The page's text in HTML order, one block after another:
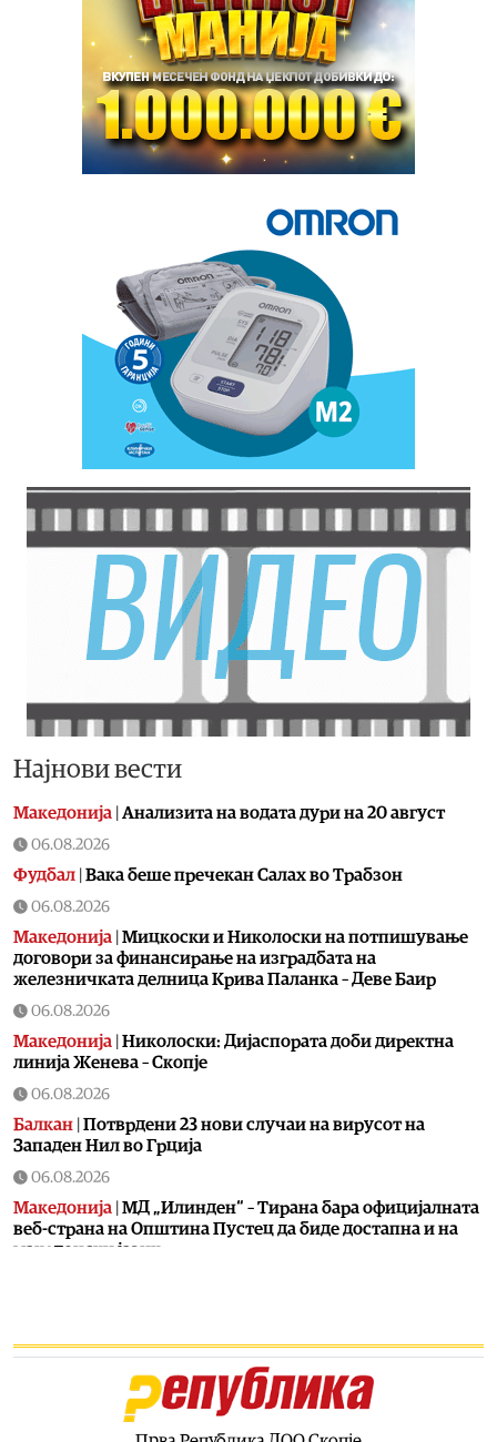
Најнови вести
Македонија Aнализита на водата дури на 20 август
06.08.2026
Фудбал Вака беше пречекан Салах во Трабзон
06.08.2026
Македонија Мицкоски и Николоски на потпишување
договори за финансирање на изградбата на
железничката делница Крива Паланка – Деве Баир
06.08.2026
Македонија Николоски: Дијаспората доби директна
линија Женева – Скопје
06.08.2026
Балкан Потврдени 23 нови случаи на вирусот на
Западен Нил во Грција
06.08.2026
Македонија МД „Илинден“ – Тирана бара официјалната
веб-страна на Општина Пустец да биде достапна и на
македонски јазик
06.08.2026
МВР со засилени сообраќајни контроли во
рамки на „Роудпол“: Фокус на брзината и безбедноста
на патиштата